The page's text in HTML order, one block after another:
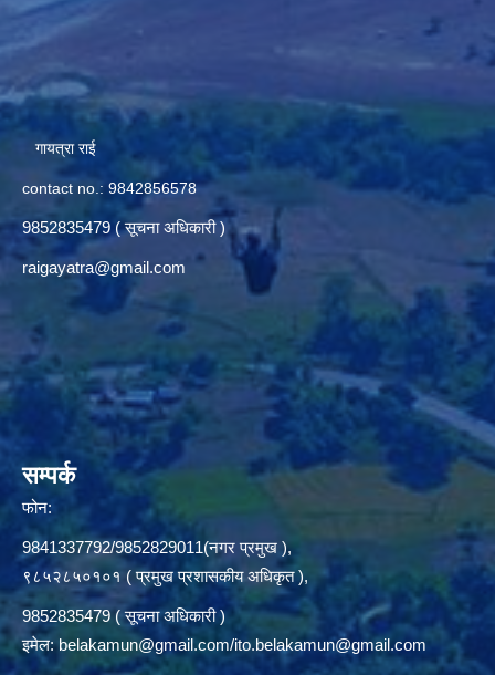
गायत्रा राई
contact no.: 9842856578
9852835479 ( सूचना अधिकारी )
raigayatra@gmail.com
सम्पर्क
फोन:
9841337792/9852829011(नगर प्रमुख ),
९८५२८५०१०१ ( प्रमुख प्रशासकीय अधिकृत ),
9852835479 ( सूचना अधिकारी )
इमेल:belakamun@gmail.com/ito.belakamun@gmail.com